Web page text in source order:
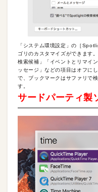
「システム環境設定」の［
ゴリのカスタマイズができます
検索候補」「イベントとリマイ
ッセージ」などの項目はオフに
で、ブックマークはサファリで
す。
サードパーティ製